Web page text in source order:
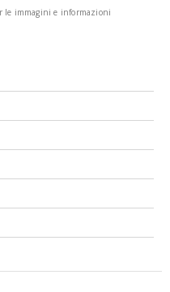
le immagini e informazioni